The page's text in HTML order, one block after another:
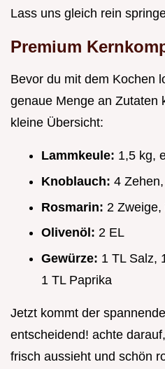
Lass uns gleich rein
Premium
Bevor du mit dem Kochen
genaue Menge an Zutaten
kleine Übersicht:
Lammkeule: 1,5 kg,
Knoblauch: 4
Rosmarin: 2
Olivenöl: 2 EL
Gewürze: 1 TL Salz,
1 TL Paprika
Jetzt kommt der
entscheidend! achte
frisch aussieht und schön